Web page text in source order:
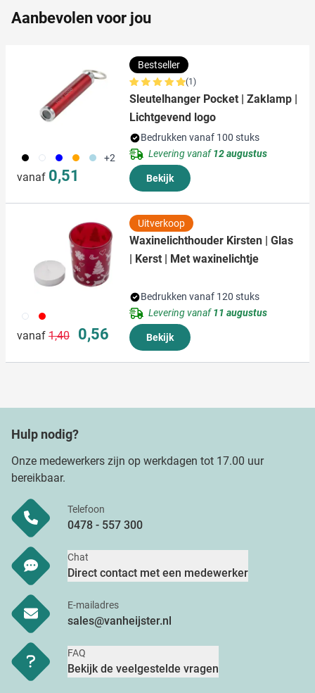
informatie die u aan ze heeft verstrekt of die ze hebben
Aanbevolen voor jou
001 002 005 007 018 +2
vanaf 0,51
Bestseller
(1)
Sleutelhanger Pocket | Zaklamp |
Lichtgevend logo
Bedrukken vanaf 100 stuks
Levering vanaf12 augustus
Bekijk
002 008
vanaf Normale prijs
1,40 Speciale prijs
0,56
Uitverkoop
Waxinelichthouder Kirsten | Glas
| Kerst | Met waxinelichtje
Bedrukken vanaf 120 stuks
Levering vanaf11 augustus
Bekijk
Hulp nodig?
Onze medewerkers zijn op werkdagen tot 17.00 uur
bereikbaar.
Telefoon
0478 - 557 300
Chat
Direct contact met een medewerker
E-mailadres
sales@vanheijster.nl
FAQ
Bekijk de veelgestelde vragen